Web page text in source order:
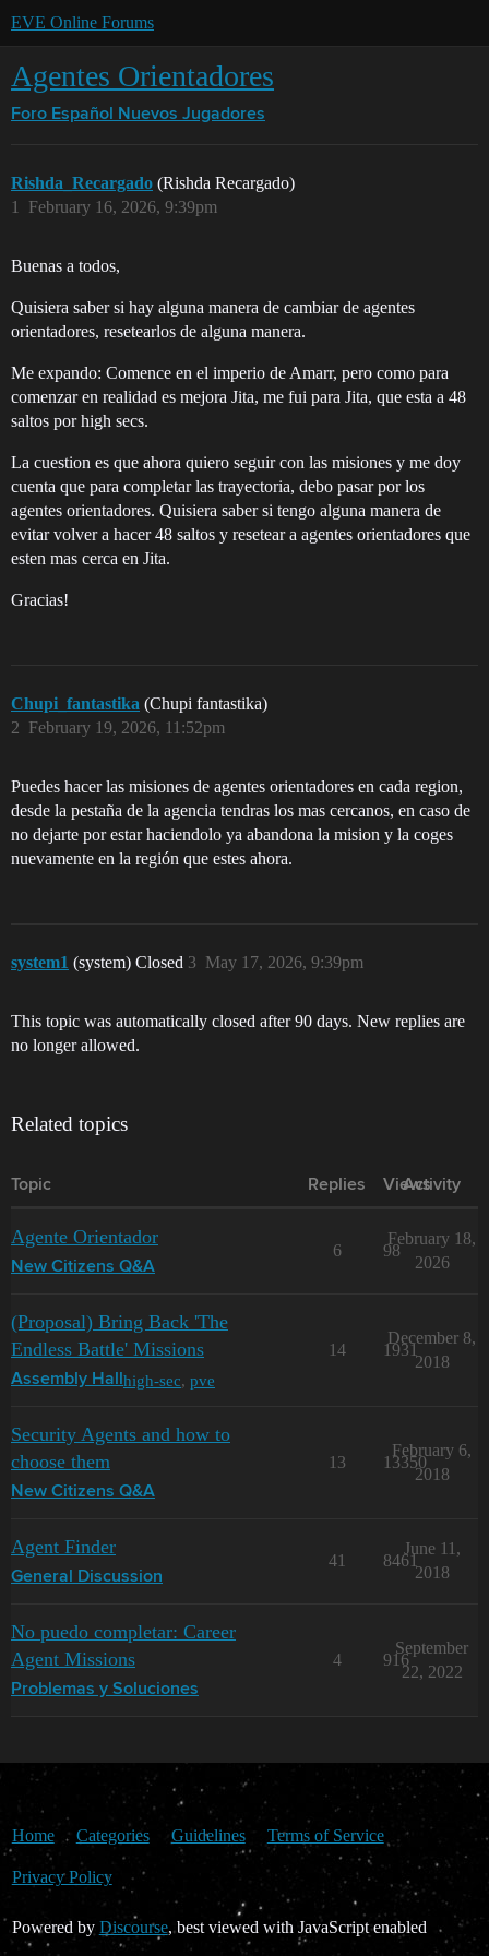
EVE Online Forums
Agentes Orientadores
Foro Español Nuevos Jugadores
Rishda_Recargado (Rishda Recargado)
February 16, 2026, 9:39pm
1
Buenas a todos,
Quisiera saber si hay alguna manera de cambiar de agentes
orientadores, resetearlos de alguna manera.
Me expando: Comence en el imperio de Amarr, pero como para
comenzar en realidad es mejora Jita, me fui para Jita, que esta a 48
saltos por high secs.
La cuestion es que ahora quiero seguir con las misiones y me doy
cuenta que para completar las trayectoria, debo pasar por los
agentes orientadores. Quisiera saber si tengo alguna manera de
evitar volver a hacer 48 saltos y resetear a agentes orientadores que
esten mas cerca en Jita.
Gracias!
Chupi_fantastika (Chupi fantastika)
February 19, 2026, 11:52pm
2
Puedes hacer las misiones de agentes orientadores en cada region,
desde la pestaña de la agencia tendras los mas cercanos, en caso de
no dejarte por estar haciendolo ya abandona la mision y la coges
nuevamente en la región que estes ahora.
system1 (system) Closed May 17, 2026, 9:39pm
3
This topic was automatically closed after 90 days. New replies are
no longer allowed.
Related topics
Topic Replies Views
Activity
Agente Orientador
New Citizens Q&A
6 98
February 18,
2026
(Proposal) Bring Back 'The
Endless Battle' Missions
Assembly Hall high-sec, pve
14 1931
December 8,
2018
Security Agents and how to
choose them
New Citizens Q&A
13 13350
February 6,
2018
Agent Finder
General Discussion
41 8461
June 11,
2018
No puedo completar: Career
Agent Missions
Problemas y Soluciones
4 916
September
22, 2022
Home Categories Guidelines Terms of Service
Privacy Policy
Powered by Discourse, best viewed with JavaScript enabled